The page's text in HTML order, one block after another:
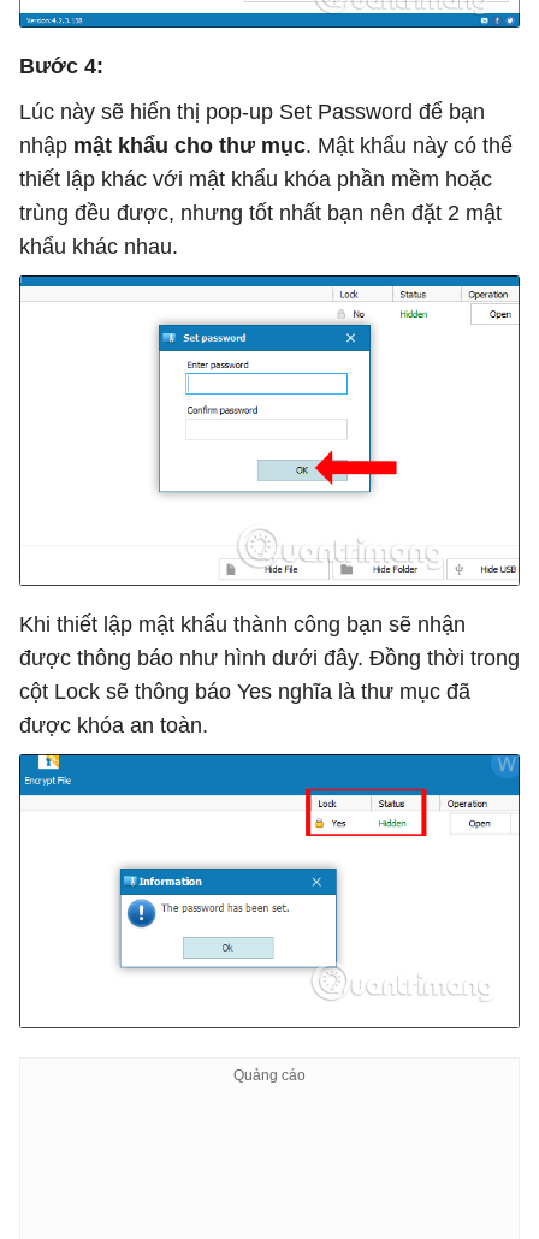
Bước 4:
Lúc này sẽ hiển thị pop-up Set Password để bạn
nhập mật khẩu cho thư mục. Mật khẩu này có thể
thiết lập khác với mật khẩu khóa phần mềm hoặc
trùng đều được, nhưng tốt nhất bạn nên đặt 2 mật
khẩu khác nhau.
Khi thiết lập mật khẩu thành công bạn sẽ nhận
được thông báo như hình dưới đây. Đồng thời trong
cột Lock sẽ thông báo Yes nghĩa là thư mục đã
được khóa an toàn.